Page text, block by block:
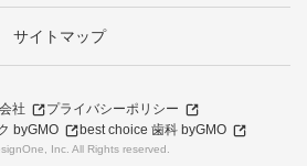
サイトマップ
社
プライバシーポリシー
byGMO
best choice 歯科 byGMO
Inc. All Rights reserved.